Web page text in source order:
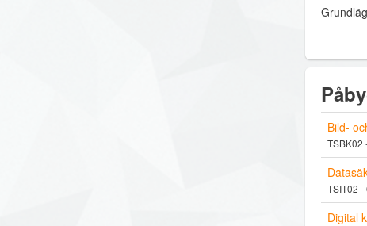
Bild-
TSBK02
TSIT02 -
Digital